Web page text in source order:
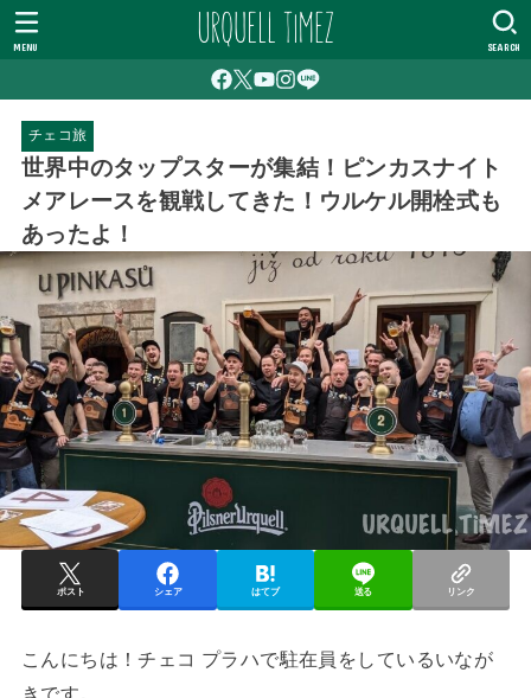
SEARCH
MENU
チェコ旅
世界中のタップスターが集結！ピンカスナイト
メアレースを観戦してきた！ウルケル開栓式も
あったよ！
ポスト シェア はてブ 送る リンク
こんにちは！チェコ プラハで駐在員をしているいなが
きです。